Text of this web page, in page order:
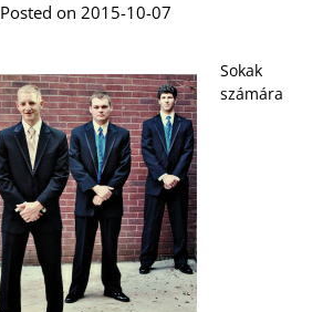
Posted on 2015-10-07
Sokak
számára